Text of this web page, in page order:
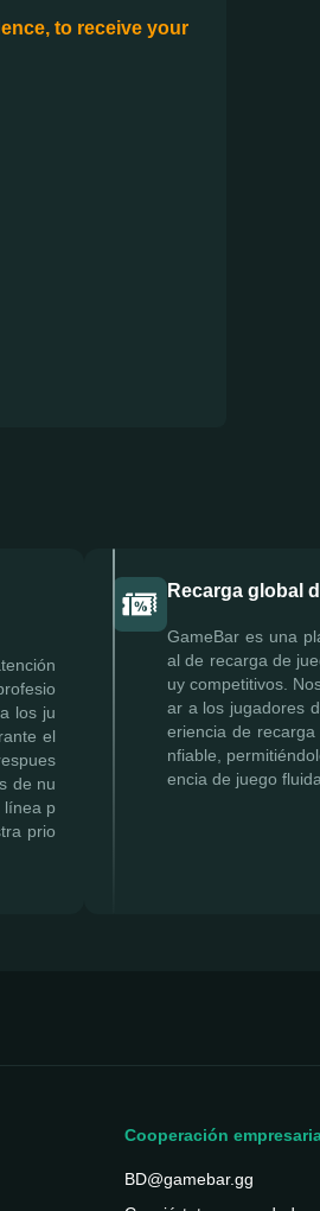
to receive your
los ju
el
de nu
línea p
prio
Recarga global
GameBar es una
al de recarga de
uy competitivos.
ar a los jugadores
eriencia de
nfiable,
encia de juego
Cooperación
BD@gamebar.gg